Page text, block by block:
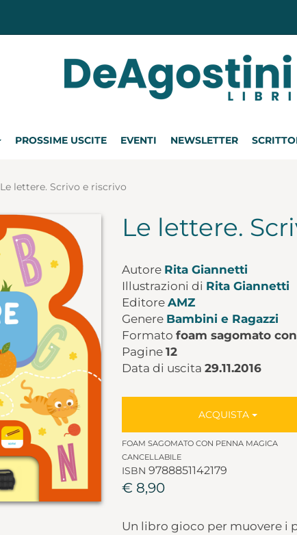
PROSSIME USCITE EVENTI NEWSLETTER
Le lettere. Scrivo e riscrivo
Le lettere.
Autore Rita Giannetti
Illustrazioni di Rita Giannetti
Editore AMZ
Genere Bambini e Ragazzi
Formato foam sagomato
Pagine 12
Data di uscita 29.11.2016
ACQUISTA
FOAM SAGOMATO CON PENNA MAGICA
CANCELLABILE
ISBN 9788851142179
€ 8,90
Un libro gioco per muovere i